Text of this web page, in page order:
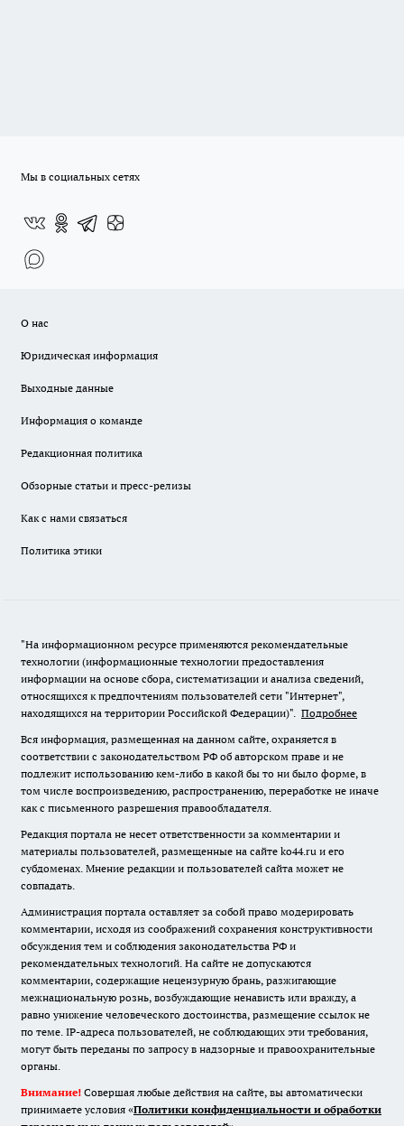
Мы в социальных сетях
О нас
Юридическая информация
Выходные данные
Информация о команде
Редакционная политика
Обзорные статьи и пресс-релизы
Как с нами связаться
Политика этики
"На информационном ресурсе применяются рекомендательные
технологии (информационные технологии предоставления
информации на основе сбора, систематизации и анализа сведений,
относящихся к предпочтениям пользователей сети "Интернет",
находящихся на территории Российской Федерации)". Подробнее
Вся информация, размещенная на данном сайте, охраняется в
соответствии с законодательством РФ об авторском праве и не
подлежит использованию кем-либо в какой бы то ни было форме, в
том числе воспроизведению, распространению, переработке не иначе
как с письменного разрешения правообладателя.
Редакция портала не несет ответственности за комментарии и
материалы пользователей, размещенные на сайте ko44.ru и его
субдоменах. Мнение редакции и пользователей сайта может не
совпадать.
Администрация портала оставляет за собой право модерировать
комментарии, исходя из соображений сохранения конструктивности
обсуждения тем и соблюдения законодательства РФ и
рекомендательных технологий. На сайте не допускаются
комментарии, содержащие нецензурную брань, разжигающие
межнациональную рознь, возбуждающие ненависть или вражду, а
равно унижение человеческого достоинства, размещение ссылок не
по теме. IP-адреса пользователей, не соблюдающих эти требования,
могут быть переданы по запросу в надзорные и правоохранительные
органы.
Внимание! Совершая любые действия на сайте, вы автоматически
принимаете условия «Политики конфиденциальности и обработки